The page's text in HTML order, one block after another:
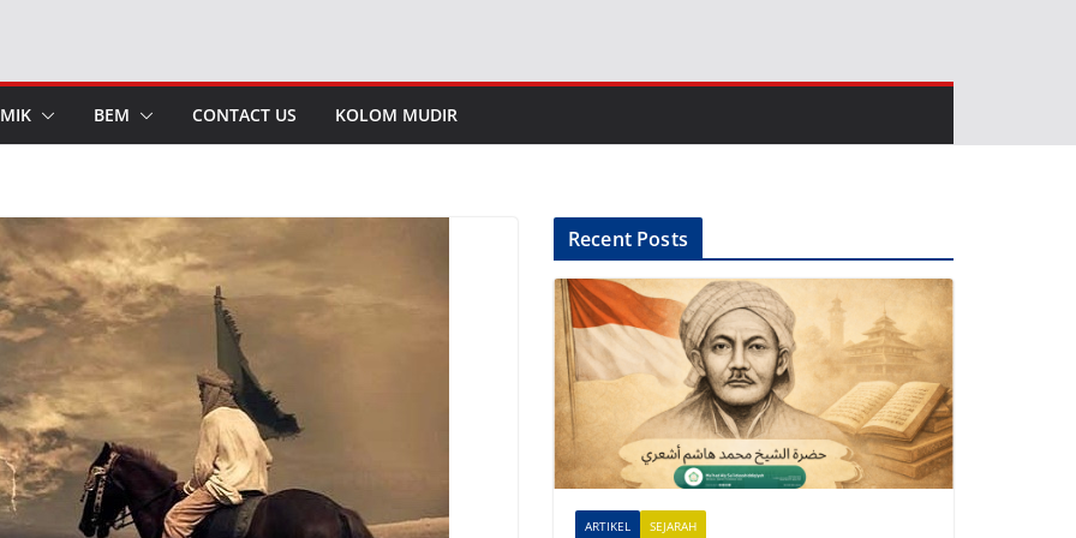
BEM CONTACT US KOLOM MUDIR
Recent Posts
ARTIKEL SEJARAH